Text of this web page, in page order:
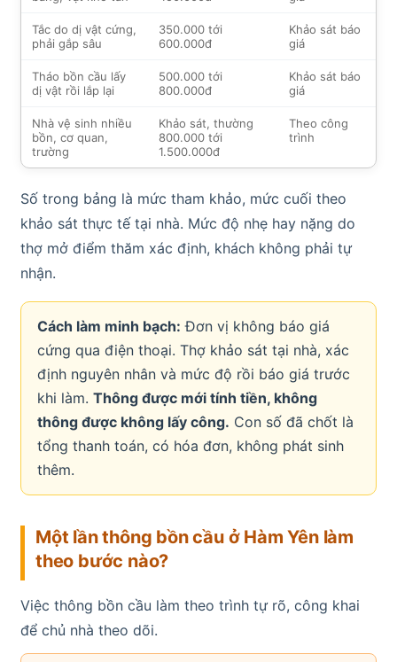
Tắc do dị vật cứng,
phải gắp sâu
350.000 tới
600.000đ
Khảo sát báo
giá
Tháo bồn cầu lấy
dị vật rồi lắp lại
500.000 tới
800.000đ
Khảo sát báo
giá
Nhà vệ sinh nhiều
bồn, cơ quan,
trường
Khảo sát, thường
800.000 tới
1.500.000đ
Theo công
trình
Số trong bảng là mức tham khảo, mức cuối theo
khảo sát thực tế tại nhà. Mức độ nhẹ hay nặng do
thợ mở điểm thăm xác định, khách không phải tự
nhận.
Cách làm minh bạch: Đơn vị không báo giá
cứng qua điện thoại. Thợ khảo sát tại nhà, xác
định nguyên nhân và mức độ rồi báo giá trước
khi làm. Thông được mới tính tiền, không
thông được không lấy công. Con số đã chốt là
tổng thanh toán, có hóa đơn, không phát sinh
thêm.
Một lần thông bồn cầu ở Hàm Yên làm
theo bước nào?
Việc thông bồn cầu làm theo trình tự rõ, công khai
để chủ nhà theo dõi.